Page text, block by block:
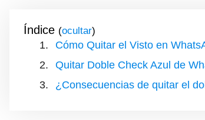
Índice ( )
Cómo Quitar el Visto en
Quitar Doble Check Azul de
¿Consecuencias de quitar el